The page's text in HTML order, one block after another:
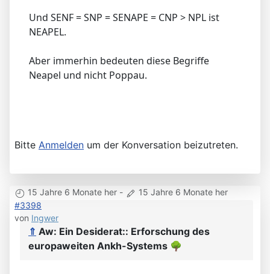
Und SENF = SNP = SENAPE = CNP > NPL ist
NEAPEL.
Aber immerhin bedeuten diese Begriffe
Neapel und nicht Poppau.
Bitte Anmelden um der Konversation beizutreten.
15 Jahre 6 Monate her -
15 Jahre 6 Monate her
#3398
von Ingwer
⇑ Aw: Ein Desiderat:: Erforschung des
europaweiten Ankh-Systems 🌳